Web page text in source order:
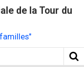
de la Tour du